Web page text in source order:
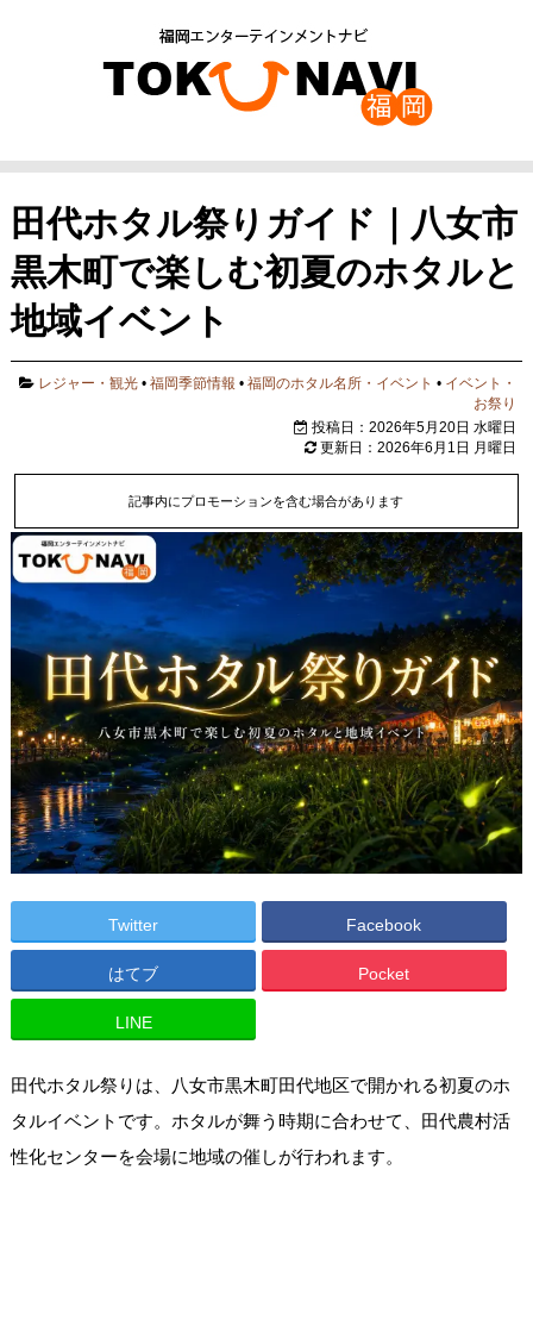
田代ホタル祭りガイド｜八女市
黒木町で楽しむ初夏のホタルと
地域イベント
レジャー・観光 •福岡季節情報 •福岡のホタル名所・イベント • イベント・
お祭り
投稿日：2026年5月20日 水曜日
更新日：2026年6月1日 月曜日
記事内にプロモーションを含む場合があります
Twitter Facebook
はてブ Pocket
LINE
田代ホタル祭りは、八女市黒木町田代地区で開かれる初夏のホ
タルイベントです。ホタルが舞う時期に合わせて、田代農村活
性化センターを会場に地域の催しが行われます。